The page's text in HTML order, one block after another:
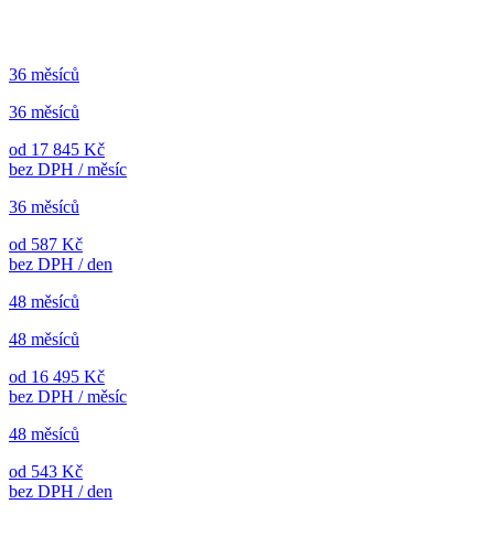
36 měsíců
36 měsíců
od 17 845 Kč
bez DPH / měsíc
36 měsíců
od 587 Kč
bez DPH / den
48 měsíců
48 měsíců
od 16 495 Kč
bez DPH / měsíc
48 měsíců
od 543 Kč
bez DPH / den